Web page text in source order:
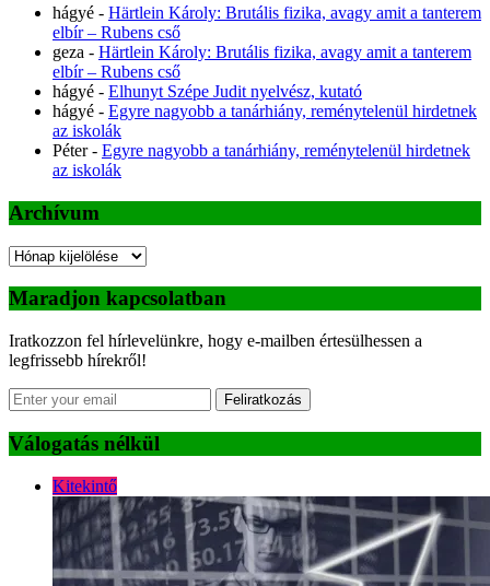
hágyé - Härtlein Károly: Brutális fizika, avagy amit a tanterem
elbír – Rubens cső
geza - Härtlein Károly: Brutális fizika, avagy amit a tanterem
elbír – Rubens cső
hágyé - Elhunyt Szépe Judit nyelvész, kutató
hágyé - Egyre nagyobb a tanárhiány, reménytelenül hirdetnek
az iskolák
Péter- Egyre nagyobb a tanárhiány, reménytelenül hirdetnek
az iskolák
Archívum
Archívum
Maradjon kapcsolatban
Iratkozzon fel hírlevelünkre, hogy e-mailben értesülhessen a
legfrissebb hírekről!
Feliratkozás
Válogatás nélkül
Kitekintő